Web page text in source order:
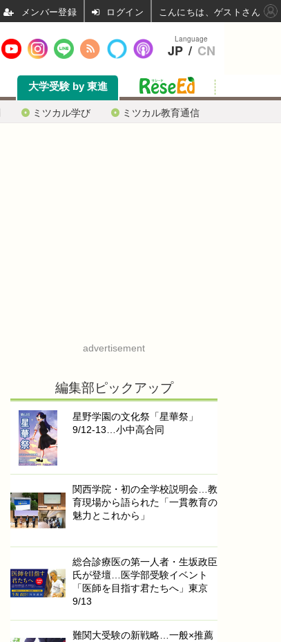
ミツカル学び ミツカル教育通信
大学受験 by 東進
advertisement
編集部ピックアップ
星野学園の文化祭「星華祭」
9/12-13…小中高合同
関西学院・初の全学校説明会…教
育現場から語られた「一貫教育の
魅力とこれから」
総合診療医の第一人者・生坂政臣
氏が登壇…医学部受験イベント
「医師を目指す君たちへ」東京
9/13
難関大受験の新戦略…一般×推薦
Language
JP / CN
ログイン こんにちは、ゲストさん